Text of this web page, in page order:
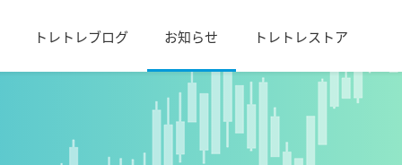
トレトレブログ お知らせ トレトレストア